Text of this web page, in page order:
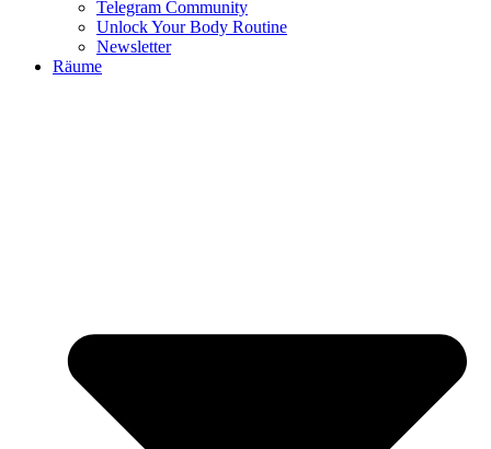
Telegram Community
Unlock Your Body Routine
Newsletter
Räume